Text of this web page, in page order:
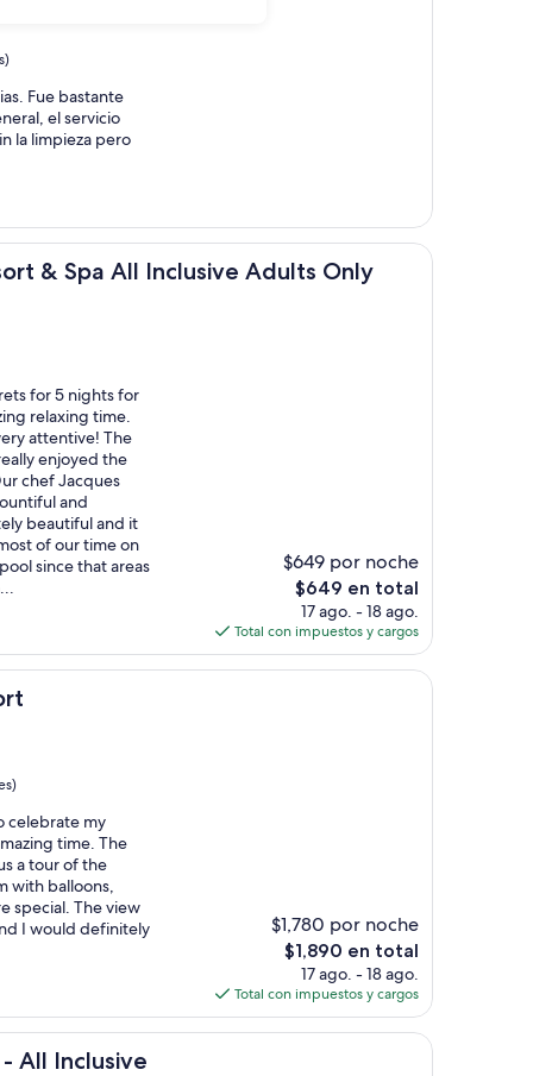
Fue bastante
el servicio
la limpieza pero
& Spa All Inclusive Adults Only
All Inclusive Adults Only
for 5 nights for
relaxing time.
attentive! The
enjoyed the
chef Jacques
and
beautiful and it
of our time on
since that areas
$649 por noche
El
precio
actual
es
de
$649 en total
17 ago. - 18 ago.
Total con impuestos y cargos
celebrate my
time. The
a tour of the
with balloons,
special. The view
I would definitely
$1,780 por noche
El
precio
actual
es
de
$1,890 en total
17 ago. - 18 ago.
Total con impuestos y cargos
All Inclusive